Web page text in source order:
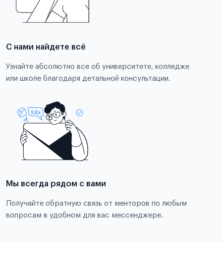
С нами найдете всё
Узнайте абсолютно все об университете, колледже
или школе благодаря детальной консультации.
Мы всегда рядом с вами
Получайте обратную связь от менторов по любым
вопросам в удобном для вас мессенджере.